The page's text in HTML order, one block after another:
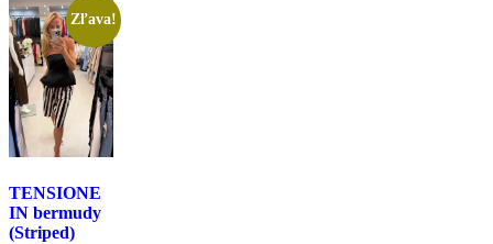
Zľava!
TENSIONE
IN bermudy
(Striped)